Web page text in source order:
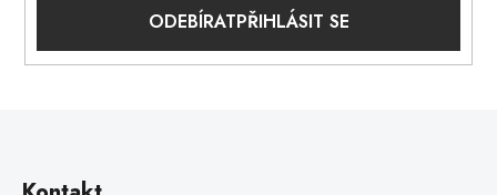
PŘIHLÁSIT SE